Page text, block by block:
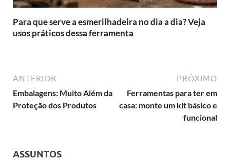
Para que serve a esmerilhadeira no dia a dia? Veja
usos práticos dessa ferramenta
ANTERIOR
Embalagens: Muito Além da
Proteção dos Produtos
PRÓXIMO
Ferramentas para ter em
casa: monte um kit básico e
funcional
ASSUNTOS